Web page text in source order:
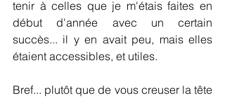
tenir à celles que je m'étais faites en
début d'année avec un certain
succès... il y en avait peu, mais elles
étaient accessibles, et utiles.
Bref... plutôt que de vous creuser la tête